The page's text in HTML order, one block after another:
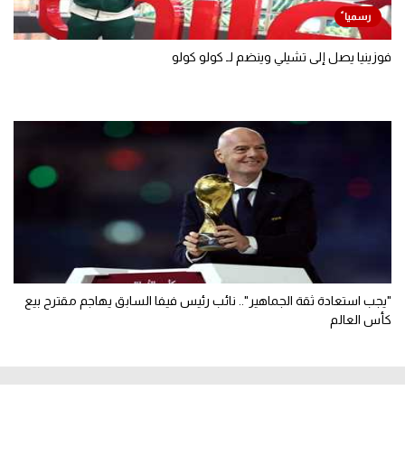
فوزينيا يصل إلى تشيلي وينضم لـ كولو كولو
"يجب استعادة ثقة الجماهير".. نائب رئيس فيفا السابق يهاجم مقترح بيع
كأس العالم